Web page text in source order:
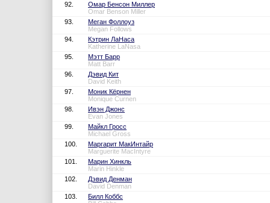
92.
Омар Бенсон Миллер
Omar Benson Miller
93.
Меган Фоллоуз
Megan Follows
94.
Кэтрин ЛаНаса
Katherine LaNasa
95.
Мэтт Барр
Matt Barr
96.
Дэвид Кит
David Keith
97.
Моник Кёрнен
Monique Curnen
98.
Ивэн Джонс
Evan Jones
99.
Майкл Гросс
Michael Gross
100.
Маргарит МакИнтайр
Marguerite MacIntyre
101.
Марин Хинкль
Marin Hinkle
102.
Дэвид Денман
David Denman
103.
Билл Коббс